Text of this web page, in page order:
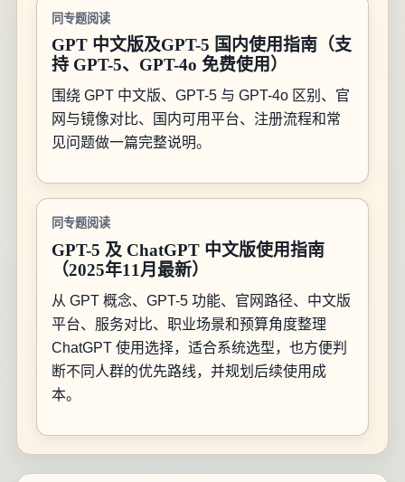
同专题阅读
GPT 中文版及GPT-5 国内使用指南（支
持 GPT-5、GPT-4o 免费使用）
围绕 GPT 中文版、GPT-5 与 GPT-4o 区别、官
网与镜像对比、国内可用平台、注册流程和常
见问题做一篇完整说明。
同专题阅读
GPT-5 及 ChatGPT 中文版使用指南
（2025年11月最新）
从 GPT 概念、GPT-5 功能、官网路径、中文版
平台、服务对比、职业场景和预算角度整理
ChatGPT 使用选择，适合系统选型，也方便判
断不同人群的优先路线，并规划后续使用成
本。